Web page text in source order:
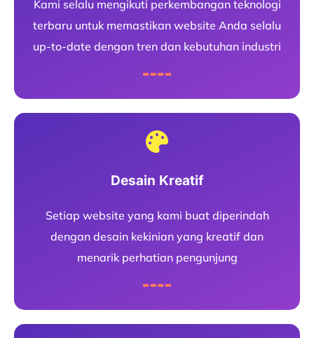
Kami selalu mengikuti perkembangan teknologi
terbaru untuk memastikan website Anda selalu
up-to-date dengan tren dan kebutuhan industri
Desain Kreatif
Setiap website yang kami buat diperindah
dengan desain kekinian yang kreatif dan
menarik perhatian pengunjung